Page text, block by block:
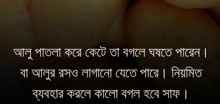
আলু পাতলা করে কেটে তা বগলে ঘষতে পারেন।
বা আলুর রসও লাগানো যেতে পারে। নিয়মিত
ব্যবহার করলে কালো বগল হবে সাফ।